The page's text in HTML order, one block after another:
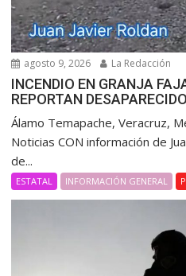
agosto 9, 2026 La Redacción
INCENDIO EN GRANJA
REPORTAN
Álamo Temapache, Veracruz,
Noticias CON información de
de...
ESTATAL INFORMACIÓN GENERAL